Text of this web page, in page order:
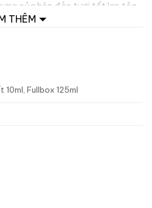
của hòn đảo tươi tốt lan tỏa
hương thơm mạnh mẽ – mức
THÊM
10ml, Fullbox 125ml